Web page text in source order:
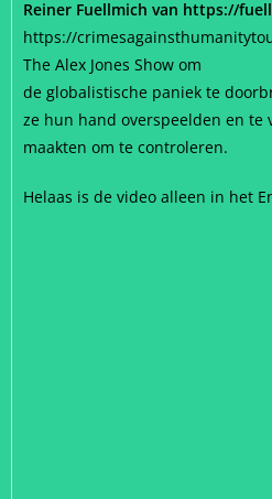
Reiner Fuellmich van https://
https://
The Alex Jones Show om
de globalistische paniek te
ze hun hand overspeelden en te
maakten om te controleren.
Helaas is de video alleen in het